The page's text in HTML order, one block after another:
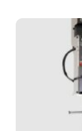
värde på